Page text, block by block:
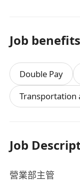
Job benefits
Double Pay
Transportation
Job
營業部主管